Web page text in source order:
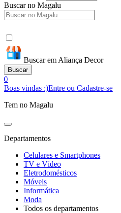
Buscar no Magalu
Buscar em Aliança Decor
Buscar
0
Boas vindas :)Entre ou Cadastre-se
Tem no Magalu
Departamentos
Celulares e Smartphones
TV e Vídeo
Eletrodomésticos
Móveis
Informática
Moda
Todos os departamentos